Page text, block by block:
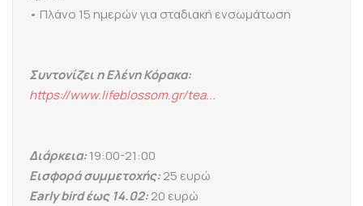
• Πλάνο 15 ημερών για σταδιακή ενσωμάτωση
Συντονίζει η Ελένη Κόρακα:
https://www.lifeblossom.gr/tea...
Διάρκεια:19:00-21:00
Εισφορά συμμετοχής:25 ευρώ
Early bird έως 14.02:20 ευρώ